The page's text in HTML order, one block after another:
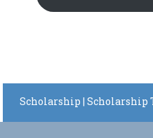
Scholarship |Scholarship